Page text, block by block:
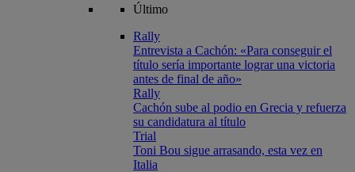
Último
Rally
Entrevista a Cachón: «Para conseguir el
título sería importante lograr una victoria
antes de final de año»
Rally
Cachón sube al podio en Grecia y refuerza
su candidatura al título
Trial
Toni Bou sigue arrasando, esta vez en
Italia